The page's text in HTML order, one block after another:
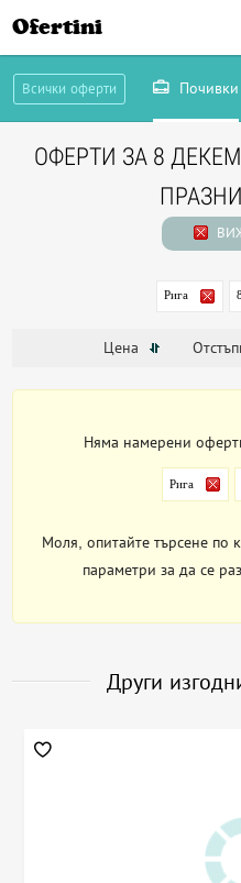
Ofertini
Всички оферти Почивки
ОФЕРТИ ЗА 8
Рига
Цена
Няма намерени
Рига
Моля, опитайте търсене по
параметри за да се
Други